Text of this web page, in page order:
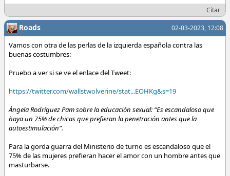
Citar
02-03-2023, 12:08
Roads
Vamos con otra de las perlas de la izquierda española contra las
buenas costumbres:
Pruebo a ver si se ve el enlace del Tweet:
https://twitter.com/wallstwolverine/stat...EOHKg&s=19
Ángela Rodríguez Pam sobre la educación sexual: “Es escandaloso que
haya un 75% de chicas que prefieran la penetración antes que la
autoestimulación”.
Para la gorda guarra del Ministerio de turno es escandaloso que el
75% de las mujeres prefieran hacer el amor con un hombre antes que
masturbarse.